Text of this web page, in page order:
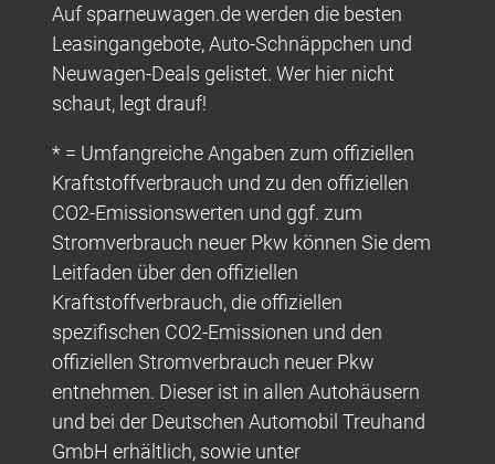
Auf sparneuwagen.de werden die besten
Leasingangebote, Auto-Schnäppchen und
Neuwagen-Deals gelistet. Wer hier nicht
schaut, legt drauf!
* = Umfangreiche Angaben zum offiziellen
Kraftstoffverbrauch und zu den offiziellen
CO2-Emissionswerten und ggf. zum
Stromverbrauch neuer Pkw können Sie dem
Leitfaden über den offiziellen
Kraftstoffverbrauch, die offiziellen
spezifischen CO2-Emissionen und den
offiziellen Stromverbrauch neuer Pkw
entnehmen. Dieser ist in allen Autohäusern
und bei der Deutschen Automobil Treuhand
GmbH erhältlich, sowie unter